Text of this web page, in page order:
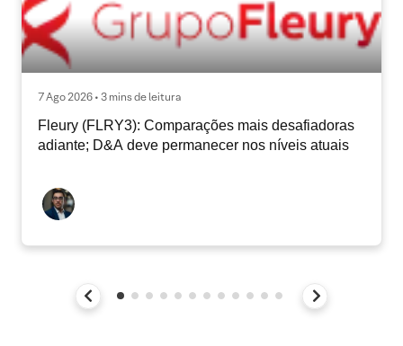
7 Ago 2026 • 3 mins de leitura
Fleury (FLRY3): Comparações mais desafiadoras
adiante; D&A deve permanecer nos níveis atuais